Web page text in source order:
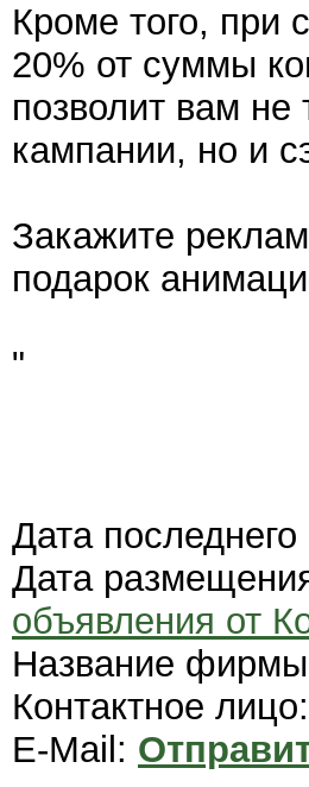
Кроме того, при
20% от суммы
позволит вам
кампании, но и
Закажите
подарок
"
Дата
Дата
объявления от
Название
Контактное лицо:
E-Mail: